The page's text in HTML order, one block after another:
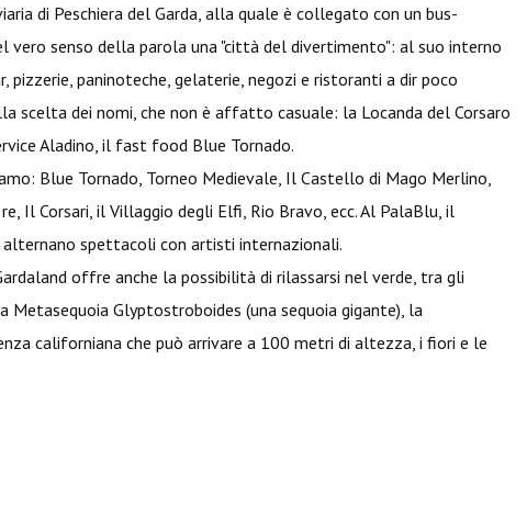
di Peschiera del Garda, alla quale è collegato con un bus-
vero senso della parola una "città del divertimento": al suo interno
paninoteche, gelaterie, negozi e ristoranti a dir poco
scelta dei nomi, che non è affatto casuale: la Locanda del Corsaro
Aladino, il fast food Blue Tornado.
Blue Tornado, Torneo Medievale, Il Castello di Mago Merlino,
Il Corsari, il Villaggio degli Elfi, Rio Bravo, ecc. Al PalaBlu, il
spettacoli con artisti internazionali.
offre anche la possibilità di rilassarsi nel verde, tra gli
Metasequoia Glyptostroboides (una sequoia gigante), la
californiana che può arrivare a 100 metri di altezza, i fiori e le